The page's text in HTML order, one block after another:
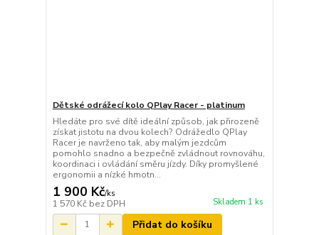
Dětské odrážecí kolo QPlay Racer - platinum
Hledáte pro své dítě ideální způsob, jak přirozeně
získat jistotu na dvou kolech? Odrážedlo QPlay
Racer je navrženo tak, aby malým jezdcům
pomohlo snadno a bezpečně zvládnout rovnováhu,
koordinaci i ovládání směru jízdy. Díky promyšlené
ergonomii a nízké hmotn...
1 900 Kč/ks
1 570 Kč bez DPH Skladem 1 ks
Přidat do košíku